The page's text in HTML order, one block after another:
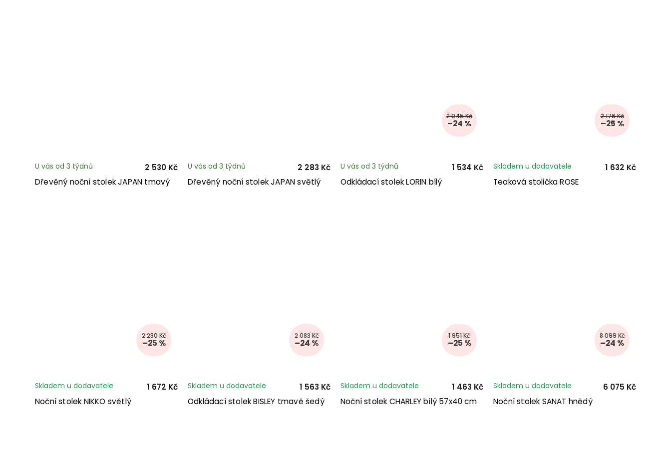
Dřevěný noční stolek JAPAN tmavý
U vás od 3 týdnů
2 530 Kč
Dřevěný noční stolek JAPAN světlý
U vás od 3 týdnů 2 283 Kč
2 045 Kč
–24 %
Odkládací stolek LORIN bílý
U vás od 3 týdnů 1 534 Kč
2 176 Kč
–25 %
Teaková stolička ROSE
Skladem u dodavatele 1 632 Kč
2 230 Kč
–25 %
Noční stolek NIKKO světlý
Skladem u dodavatele 1 672 Kč
2 083 Kč
–24 %
Odkládací stolek BISLEY tmavě šedý
Skladem u dodavatele 1 563 Kč
1 951 Kč
–25 %
Noční stolek CHARLEY bílý 57x40 cm
Skladem u dodavatele 1 463 Kč
8 099 Kč
–24 %
Noční stolek SANAT hnědý
Skladem u dodavatele 6 075 Kč